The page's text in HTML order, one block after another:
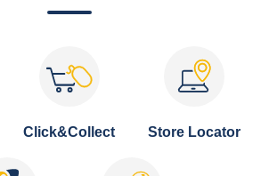
Click&Collect Store Locator